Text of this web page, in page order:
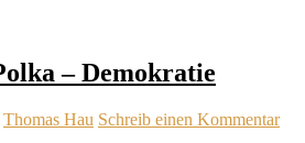
– Demokratie
Thomas Hau Schreib einen Kommentar